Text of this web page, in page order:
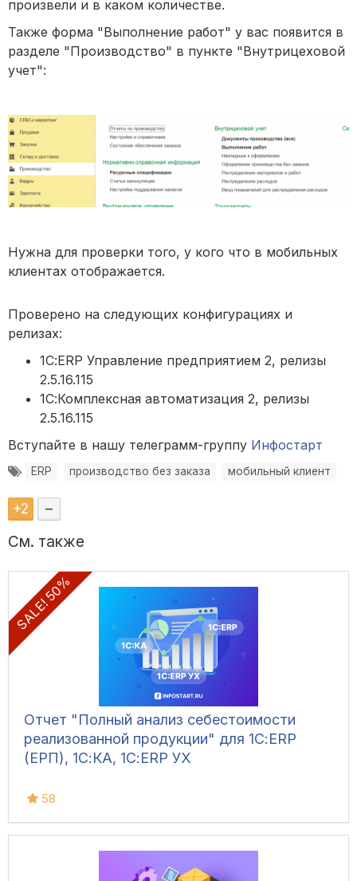
произвели и в каком количестве.
Также форма "Выполнение работ" у вас появится в
разделе "Производство" в пункте "Внутрицеховой
учет":
Нужна для проверки того, у кого что в мобильных
клиентах отображается.
Проверено на следующих конфигурациях и
релизах:
1С:ERP Управление предприятием 2, релизы
2.5.16.115
1С:Комплексная автоматизация 2, релизы
2.5.16.115
Вступайте в нашу телеграмм-группу Инфостарт
ERP производство без заказа мобильный клиент
+2 –
См. также
SALE! 50%
Отчет "Полный анализ себестоимости
реализованной продукции" для 1С:ERP
(ЕРП), 1С:КА, 1С:ERP УХ
58